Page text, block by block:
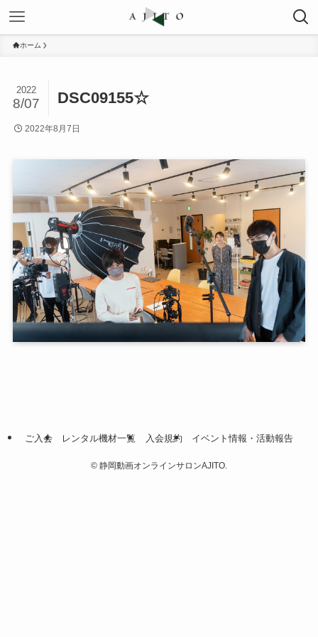
ホーム
DSC09155☆
2022
8/07
2022年8月7日
ご入会 レンタル機材一覧 入会規約 イベント情報・活動報告
© 静岡動画オンラインサロンAJITO.